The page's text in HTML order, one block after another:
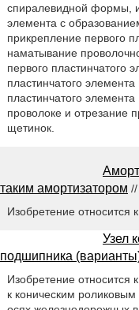
спиралевидной формы,
элемента с
прикрепление первого
наматывание
первого пластинчатого
пластинчатого
пластинчатого
проволоке и отрезание
щетинок.
таким амортизатором
Изобретение относится
Узел
подшипника
Изобретение относится
к коническим